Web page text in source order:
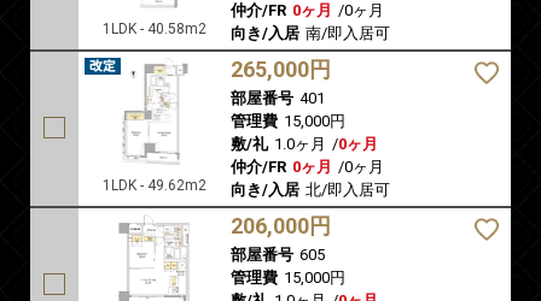
1LDK - 40.58m2
仲介/FR 0ヶ月 /0ヶ月
向き/入居 南/即入居可
1LDK - 49.62m2
265,000円
部屋番号 401
管理費 15,000円
敷/礼 1.0ヶ月 /0ヶ月
仲介/FR 0ヶ月 /0ヶ月
向き/入居 北/即入居可
206,000円
部屋番号 605
管理費 15,000円